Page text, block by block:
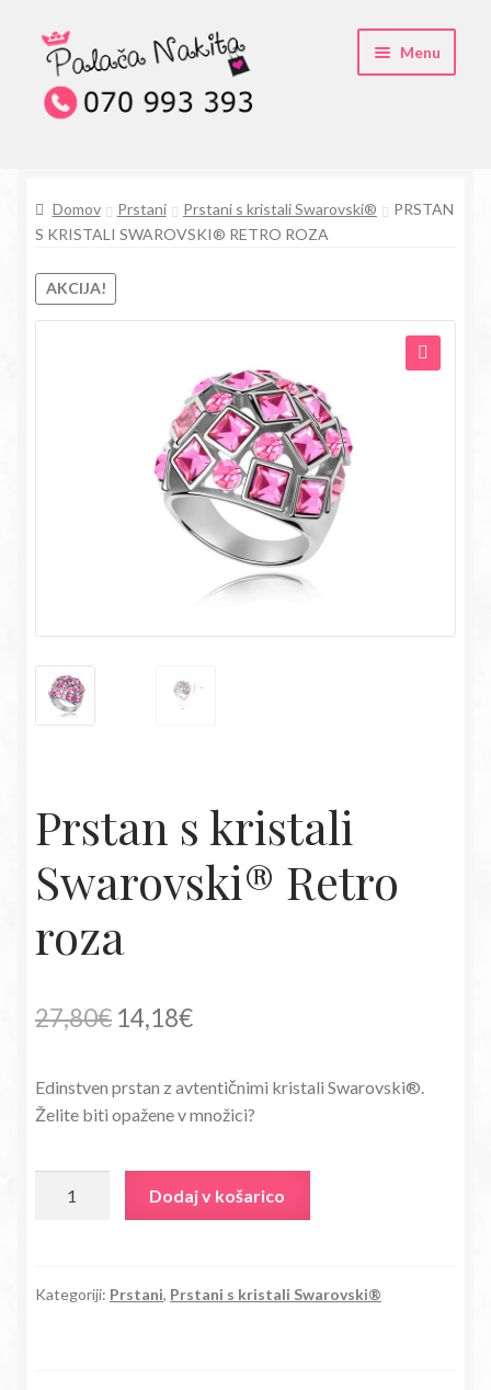
Skip
to
navigation
Skip
to
content
Menu
Pogosta vprašanja
Kontakt
Trgovina
Domov Prstani Prstani s kristali Swarovski®
PRSTAN
S KRISTALI SWAROVSKI® RETRO ROZA
AKCIJA!
Prstan s kristali
Swarovski® Retro
roza
27,80€ Izvirna
je
27,80€.
14,18€Trenutna
je:
Edinstven prstan z avtentičnimi kristali Swarovski®.
Želite biti opažene v množici?
Retro
Dodaj v košarico
Kategoriji: Prstani, Prstani s kristali Swarovski®